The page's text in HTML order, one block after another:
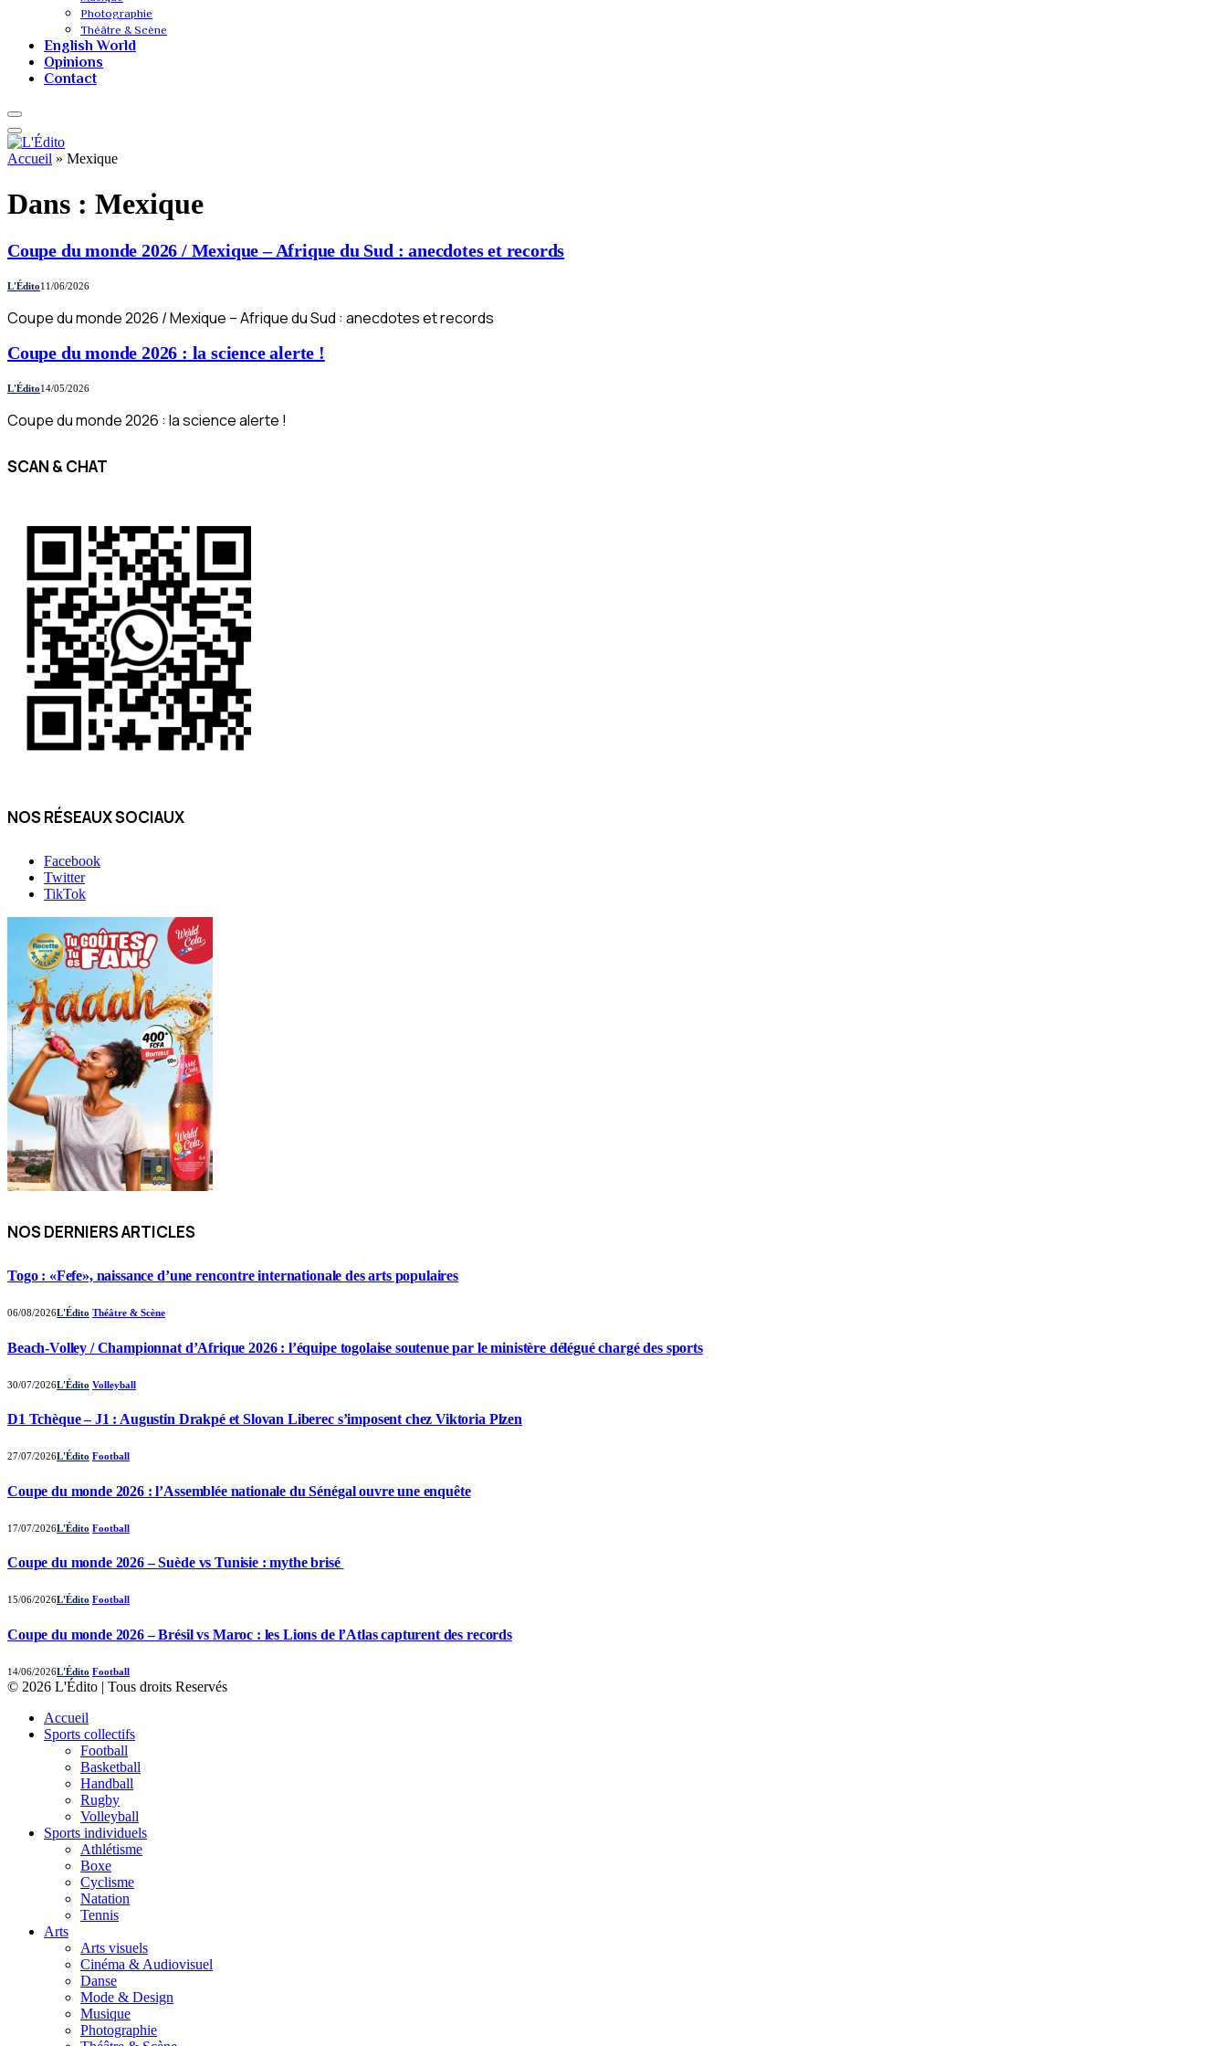
Photographie
Théâtre & Scène
English World
Opinions
Contact
Accueil » Mexique
Dans : Mexique
Coupe du monde 2026 / Mexique – Afrique du Sud : anecdotes et records
L'Édito11/06/2026
Coupe du monde 2026 / Mexique – Afrique du Sud : anecdotes et records
Coupe du monde 2026 : la science alerte !
L'Édito14/05/2026
Coupe du monde 2026 : la science alerte !
SCAN & CHAT
NOS RÉSEAUX SOCIAUX
Facebook
Twitter
TikTok
NOS DERNIERS ARTICLES
Togo : «Fefe», naissance d’une rencontre internationale des arts populaires
06/08/2026L'Édito Théâtre & Scène
Beach-Volley / Championnat d’Afrique 2026 : l’équipe togolaise soutenue par le ministère délégué chargé des sports
30/07/2026L'Édito Volleyball
D1 Tchèque – J1 : Augustin Drakpé et Slovan Liberec s’imposent chez Viktoria Plzen
27/07/2026L'Édito Football
Coupe du monde 2026 : l’Assemblée nationale du Sénégal ouvre une enquête
17/07/2026L'Édito Football
Coupe du monde 2026 – Suède vs Tunisie : mythe brisé
15/06/2026L'Édito Football
Coupe du monde 2026 – Brésil vs Maroc : les Lions de l’Atlas capturent des records
14/06/2026L'Édito Football
© 2026 L'Édito | Tous droits Reservés
Accueil
Sports collectifs
Football
Basketball
Handball
Rugby
Volleyball
Sports individuels
Athlétisme
Boxe
Cyclisme
Natation
Tennis
Arts
Arts visuels
Cinéma & Audiovisuel
Danse
Mode & Design
Musique
Photographie